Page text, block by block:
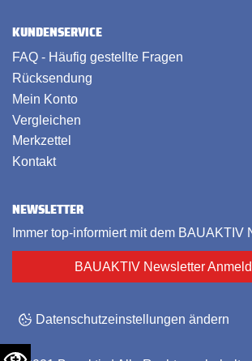
KUNDENSERVICE
FAQ - Häufig gestellte Fragen
Rücksendung
Mein Konto
Vergleichen
Merkzettel
Kontakt
NEWSLETTER
Immer top-informiert mit dem BAUAKTIV
BAUAKTIV Newsletter
Datenschutzeinstellungen ändern